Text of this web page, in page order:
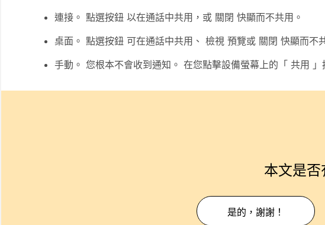
連接。 點選按鈕 以在通話中共用，或 關閉 快顯而不共用。
桌面 。 點選按鈕 可在通話中共用、 檢視 預覽或 關閉 快顯而不
手動 。 您根本不會收到通知。 在您點擊設備螢幕上的「 共用
本文是否
是的，謝謝！